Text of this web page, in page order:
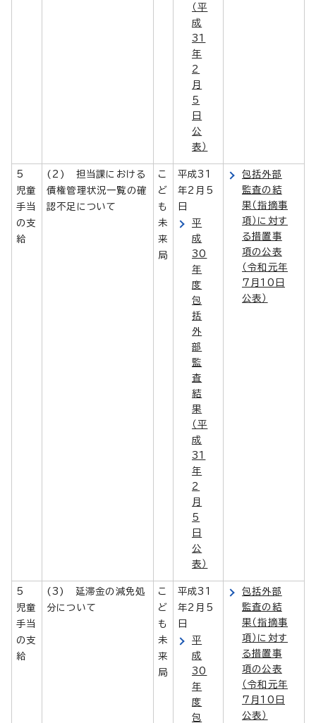
（平
成
31
年
2
月
5
日
公
表）
5
児童
手当
の支
給
(2) 担当課における
債権管理状況一覧の確
認不足について
こ
ど
も
未
来
局
平成31
年2月5
日
平
成
30
年
度
包
括
外
部
監
査
結
果
（平
成
31
年
2
月
5
日
公
表）
包括外部
監査の結
果（指摘事
項）に対す
る措置事
項の公表
（令和元年
7月10日
公表）
5
児童
手当
の支
給
(3) 延滞金の減免処
分について
こ
ど
も
未
来
局
平成31
年2月5
日
平
成
30
年
度
包
包括外部
監査の結
果（指摘事
項）に対す
る措置事
項の公表
（令和元年
7月10日
公表）